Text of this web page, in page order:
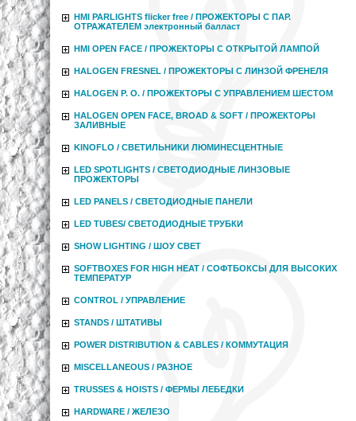
HMI PARLIGHTS flicker free / ПРОЖЕКТОРЫ С ПАР.
ОТРАЖАТЕЛЕМ электронный балласт
HMI OPEN FACE / ПРОЖЕКТОРЫ С ОТКРЫТОЙ ЛАМПОЙ
HALOGEN FRESNEL / ПРОЖЕКТОРЫ С ЛИНЗОЙ ФРЕНЕЛЯ
HALOGEN P. O. / ПРОЖЕКТОРЫ С УПРАВЛЕНИЕМ ШЕСТОМ
HALOGEN OPEN FACE, BROAD & SOFT / ПРОЖЕКТОРЫ
ЗАЛИВНЫЕ
KINOFLO / СВЕТИЛЬНИКИ ЛЮМИНЕСЦЕНТНЫЕ
LED SPOTLIGHTS / СВЕТОДИОДНЫЕ ЛИНЗОВЫЕ
ПРОЖЕКТОРЫ
LED PANELS / СВЕТОДИОДНЫЕ ПАНЕЛИ
LED TUBES/ СВЕТОДИОДНЫЕ ТРУБКИ
SHOW LIGHTING / ШОУ СВЕТ
SOFTBOXES FOR HIGH HEAT / СОФТБОКСЫ ДЛЯ ВЫСОКИХ
ТЕМПЕРАТУР
CONTROL / УПРАВЛЕНИЕ
STANDS / ШТАТИВЫ
POWER DISTRIBUTION & CABLES / КОММУТАЦИЯ
MISCELLANEOUS / РАЗНОЕ
TRUSSES & HOISTS / ФЕРМЫ ЛЕБЕДКИ
HARDWARE / ЖЕЛЕЗО